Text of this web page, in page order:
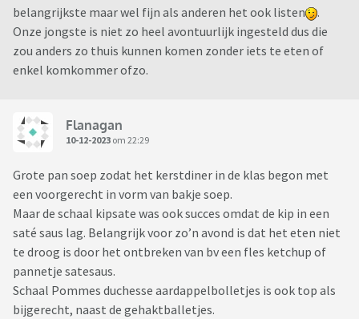
belangrijkste maar wel fijn als anderen het ook listen
.
Onze jongste is niet zo heel avontuurlijk ingesteld dus die
zou anders zo thuis kunnen komen zonder iets te eten of
enkel komkommer ofzo.
Flanagan
10-12-2023 om 22:29
Grote pan soep zodat het kerstdiner in de klas begon met
een voorgerecht in vorm van bakje soep.
Maar de schaal kipsate was ook succes omdat de kip in een
saté saus lag. Belangrijk voor zo’n avond is dat het eten niet
te droog is door het ontbreken van bv een fles ketchup of
pannetje satesaus.
Schaal Pommes duchesse aardappelbolletjes is ook top als
bijgerecht, naast de gehaktballetjes.